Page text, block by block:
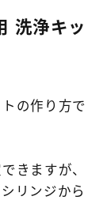
洗浄キッ
の作り方で
きますが、
リンジから